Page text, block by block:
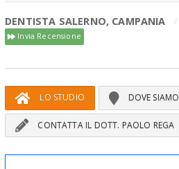
DENTISTA SALERNO, CAMPANIA
Invia Recensione
LO STUDIO DOVE SIAMO
CONTATTA IL DOTT. PAOLO REGA